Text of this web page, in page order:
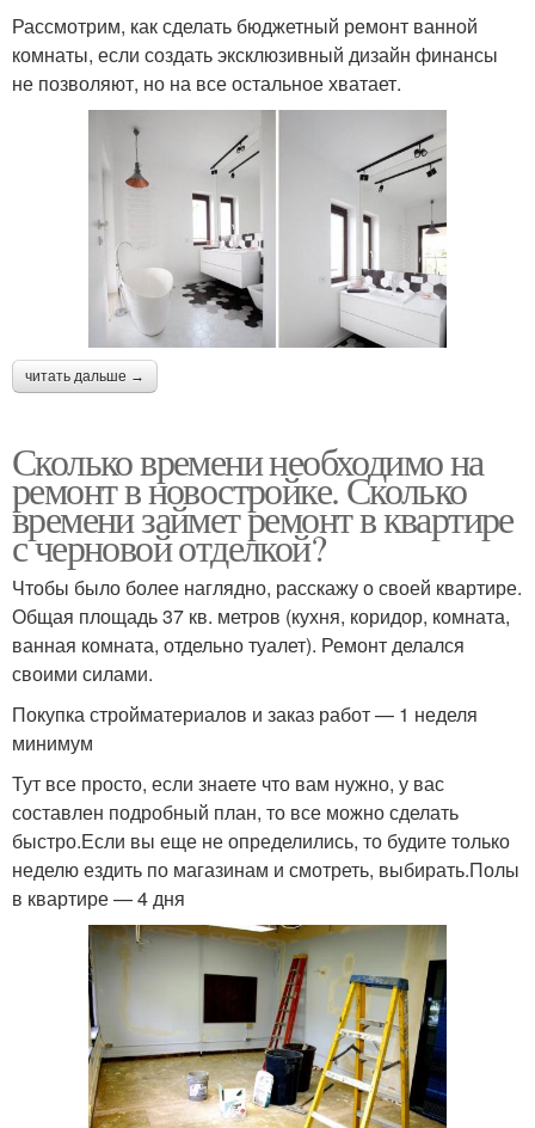
Рассмотрим, как сделать бюджетный ремонт ванной
комнаты, если создать эксклюзивный дизайн финансы
не позволяют, но на все остальное хватает.
читать дальше →
Сколько времени необходимо на
ремонт в новостройке. Сколько
времени займет ремонт в квартире
с черновой отделкой?
Чтобы было более наглядно, расскажу о своей квартире.
Общая площадь 37 кв. метров (кухня, коридор, комната,
ванная комната, отдельно туалет). Ремонт делался
своими силами.
Покупка стройматериалов и заказ работ — 1 неделя
минимум
Тут все просто, если знаете что вам нужно, у вас
составлен подробный план, то все можно сделать
быстро.Если вы еще не определились, то будите только
неделю ездить по магазинам и смотреть, выбирать.Полы
в квартире — 4 дня